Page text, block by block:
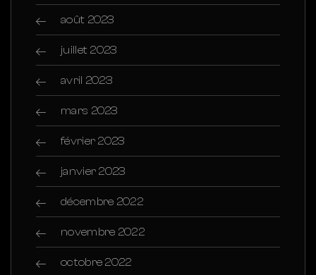
août 2023
juillet 2023
avril 2023
mars 2023
février 2023
janvier 2023
décembre 2022
novembre 2022
octobre 2022